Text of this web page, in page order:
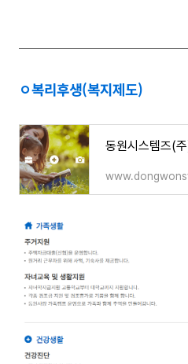
ㅇ복리후생(복지제도)
동원시스템즈(